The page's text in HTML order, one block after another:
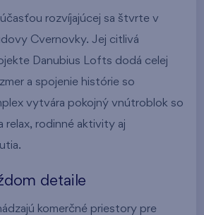
rozvíjajúcej sa štvrte v
Cvernovky. Jej citlivá
Danubius Lofts dodá celej
a spojenie histórie so
vytvára pokojný vnútroblok so
relax, rodinné aktivity aj
detaile
komerčné priestory pre